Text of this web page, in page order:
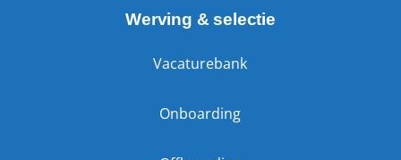
Werving & selectie
Vacaturebank
Onboarding